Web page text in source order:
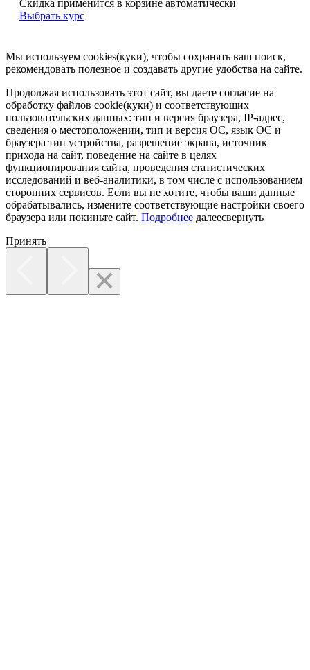
Скидка применится в корзине автоматически
Выбрать курс
Мы используем cookies(куки), чтобы сохранять ваш поиск,
рекомендовать полезное и создавать другие удобства на сайте.
Продолжая использовать этот сайт, вы даете согласие на
обработку файлов cookie(куки) и соответствующих
пользовательских данных: тип и версия браузера, IP-адрес,
сведения о местоположении, тип и версия ОС, язык ОС и
браузера тип устройства, разрешение экрана, источник
прихода на сайт, поведение на сайте в целях
функционирования сайта, проведения статистических
исследований и веб-аналитики, в том числе с использованием
сторонних сервисов. Если вы не хотите, чтобы ваши данные
обрабатывались, измените соответствующие настройки своего
браузера или покиньте сайт. Подробнее далеесвернуть
Принять